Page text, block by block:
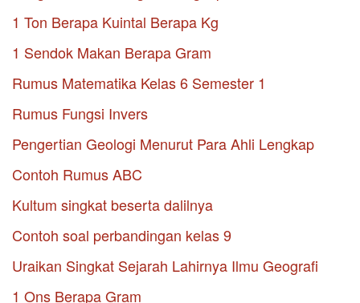
1 Ton Berapa Kuintal Berapa Kg
1 Sendok Makan Berapa Gram
Rumus Matematika Kelas 6 Semester 1
Rumus Fungsi Invers
Pengertian Geologi Menurut Para Ahli Lengkap
Contoh Rumus ABC
Kultum singkat beserta dalilnya
Contoh soal perbandingan kelas 9
Uraikan Singkat Sejarah Lahirnya Ilmu Geografi
1 Ons Berapa Gram